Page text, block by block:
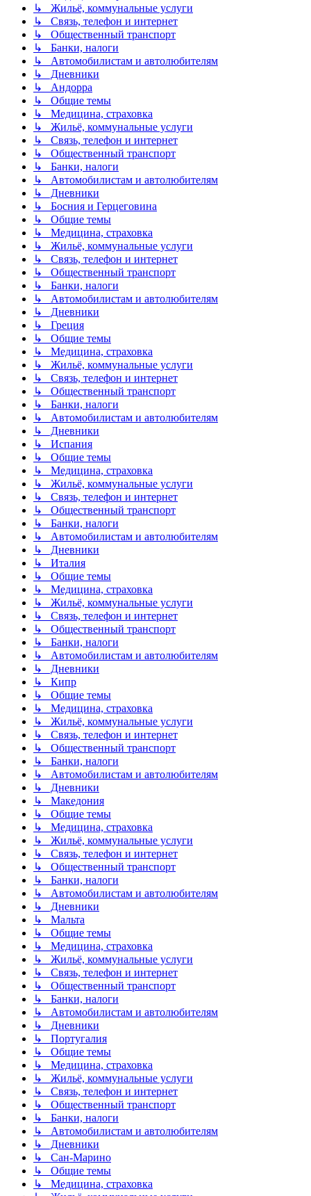
↳ Жильё, коммунальные услуги
↳ Связь, телефон и интернет
↳ Общественный транспорт
↳ Банки, налоги
↳ Автомобилистам и автолюбителям
↳ Дневники
↳ Андорра
↳ Общие темы
↳ Медицина, страховка
↳ Жильё, коммунальные услуги
↳ Связь, телефон и интернет
↳ Общественный транспорт
↳ Банки, налоги
↳ Автомобилистам и автолюбителям
↳ Дневники
↳ Босния и Герцеговина
↳ Общие темы
↳ Медицина, страховка
↳ Жильё, коммунальные услуги
↳ Связь, телефон и интернет
↳ Общественный транспорт
↳ Банки, налоги
↳ Автомобилистам и автолюбителям
↳ Дневники
↳ Греция
↳ Общие темы
↳ Медицина, страховка
↳ Жильё, коммунальные услуги
↳ Связь, телефон и интернет
↳ Общественный транспорт
↳ Банки, налоги
↳ Автомобилистам и автолюбителям
↳ Дневники
↳ Испания
↳ Общие темы
↳ Медицина, страховка
↳ Жильё, коммунальные услуги
↳ Связь, телефон и интернет
↳ Общественный транспорт
↳ Банки, налоги
↳ Автомобилистам и автолюбителям
↳ Дневники
↳ Италия
↳ Общие темы
↳ Медицина, страховка
↳ Жильё, коммунальные услуги
↳ Связь, телефон и интернет
↳ Общественный транспорт
↳ Банки, налоги
↳ Автомобилистам и автолюбителям
↳ Дневники
↳ Кипр
↳ Общие темы
↳ Медицина, страховка
↳ Жильё, коммунальные услуги
↳ Связь, телефон и интернет
↳ Общественный транспорт
↳ Банки, налоги
↳ Автомобилистам и автолюбителям
↳ Дневники
↳ Македония
↳ Общие темы
↳ Медицина, страховка
↳ Жильё, коммунальные услуги
↳ Связь, телефон и интернет
↳ Общественный транспорт
↳ Банки, налоги
↳ Автомобилистам и автолюбителям
↳ Дневники
↳ Мальта
↳ Общие темы
↳ Медицина, страховка
↳ Жильё, коммунальные услуги
↳ Связь, телефон и интернет
↳ Общественный транспорт
↳ Банки, налоги
↳ Автомобилистам и автолюбителям
↳ Дневники
↳ Португалия
↳ Общие темы
↳ Медицина, страховка
↳ Жильё, коммунальные услуги
↳ Связь, телефон и интернет
↳ Общественный транспорт
↳ Банки, налоги
↳ Автомобилистам и автолюбителям
↳ Дневники
↳ Сан-Марино
↳ Общие темы
↳ Медицина, страховка